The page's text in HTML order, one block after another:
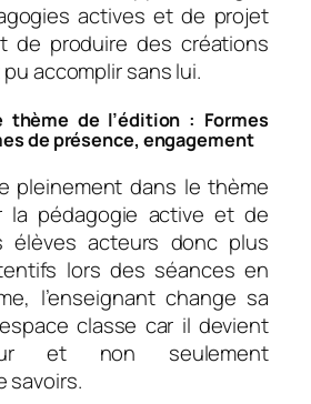
actives et de projet
de produire des créations
pu accomplir sans lui.
thème de l’édition : Formes
de présence, engagement
pleinement dans le thème
la pédagogie active et de
élèves acteurs donc plus
lors des séances en
l’enseignant change sa
classe car il devient
et non seulement
savoirs.